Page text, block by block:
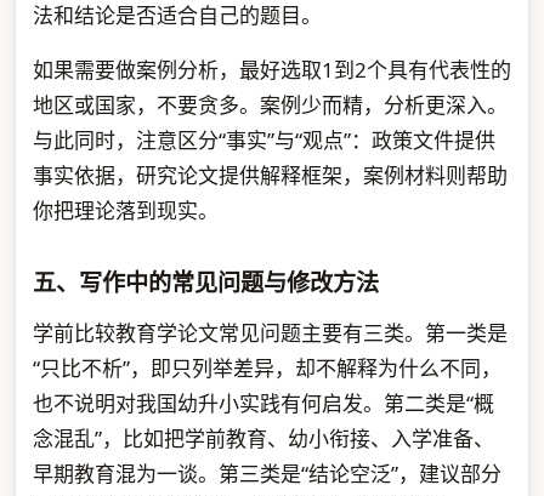
法和结论是否适合自己的题目。
如果需要做案例分析，最好选取1到2个具有代表性的
地区或国家，不要贪多。案例少而精，分析更深入。
与此同时，注意区分“事实”与“观点”：政策文件提供
事实依据，研究论文提供解释框架，案例材料则帮助
你把理论落到现实。
五、写作中的常见问题与修改方法
学前比较教育学论文常见问题主要有三类。第一类是
“只比不析”，即只列举差异，却不解释为什么不同，
也不说明对我国幼升小实践有何启发。第二类是“概
念混乱”，比如把学前教育、幼小衔接、入学准备、
早期教育混为一谈。第三类是“结论空泛”，建议部分